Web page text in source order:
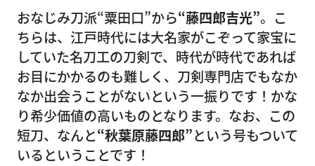
おなじみ刀派“粟田口”から“藤四郎吉光”。こ
ちらは、江戸時代には大名家がこぞって家宝に
していた名刀工の刀剣で、時代が時代であれば
お目にかかるのも難しく、刀剣専門店でもなか
なか出会うことがないという一振りです！かな
り希少価値の高いものとなります。なお、この
短刀、なんと“秋葉原藤四郎”という号もついて
いるということです！